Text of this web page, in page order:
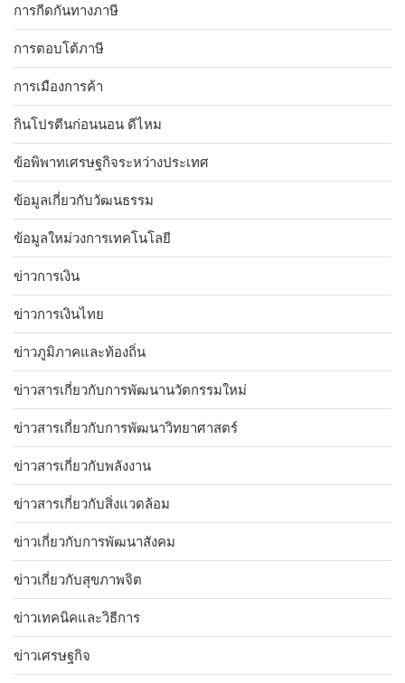
การกีดกันทางภาษี
การตอบโต้ภาษี
การเมืองการค้า
กินโปรตีนก่อนนอน ดีไหม
ข้อพิพาทเศรษฐกิจระหว่างประเทศ
ข้อมูลเกี่ยวกับวัฒนธรรม
ข้อมูลใหม่วงการเทคโนโลยี
ข่าวการเงิน
ข่าวการเงินไทย
ข่าวภูมิภาคและท้องถิ่น
ข่าวสารเกี่ยวกับการพัฒนานวัตกรรมใหม่
ข่าวสารเกี่ยวกับการพัฒนาวิทยาศาสตร์
ข่าวสารเกี่ยวกับพลังงาน
ข่าวสารเกี่ยวกับสิ่งแวดล้อม
ข่าวเกี่ยวกับการพัฒนาสังคม
ข่าวเกี่ยวกับสุขภาพจิต
ข่าวเทคนิคและวิธีการ
ข่าวเศรษฐกิจ